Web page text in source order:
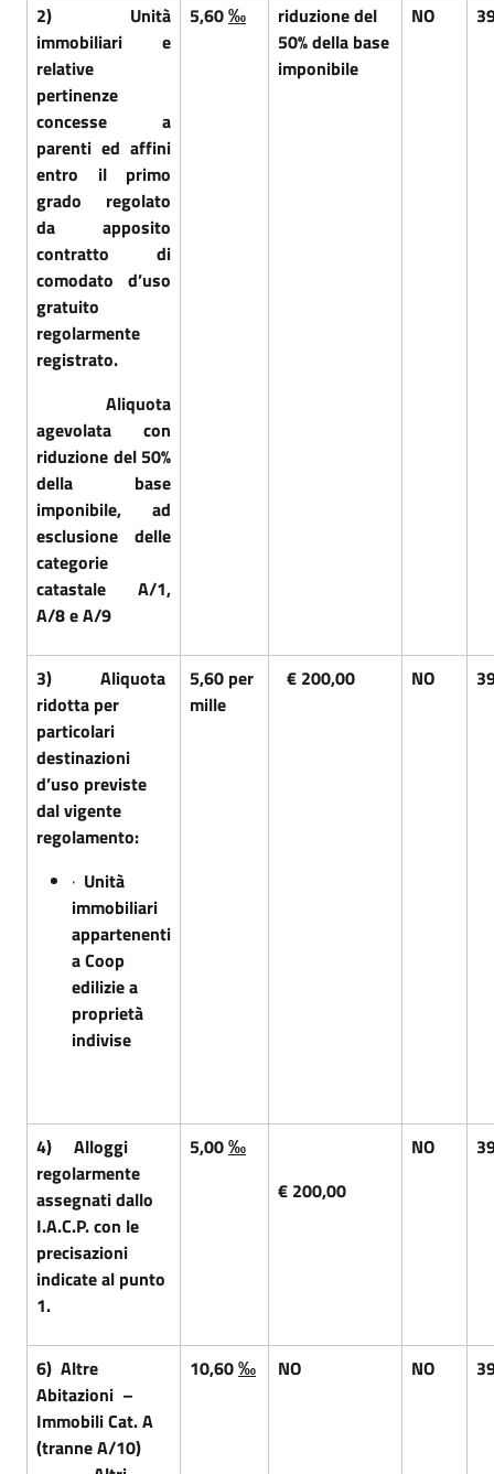
2) Unità
immobiliari e
relative
pertinenze
concesse a
parenti ed affini
entro il primo
grado regolato
da apposito
contratto di
comodato d’uso
gratuito
regolarmente
registrato.
Aliquota
agevolata con
riduzione del 50%
della base
imponibile, ad
esclusione delle
categorie
catastale A/1,
A/8 e A/9
5,60‰
riduzione del
50% della base
imponibile
NO
3) Aliquota
ridotta per
particolari
destinazioni
d’uso previste
dal vigente
regolamento:
· Unità
immobiliari
appartenenti
a Coop
edilizie a
proprietà
indivise
5,60 per
mille
€ 200,00 NO
4) Alloggi
regolarmente
assegnati dallo
I.A.C.P. con le
precisazioni
indicate al punto
1.
5,00‰
€ 200,00
NO
6) Altre
Abitazioni –
Immobili Cat. A
(tranne A/10)
10,60‰ NO NO